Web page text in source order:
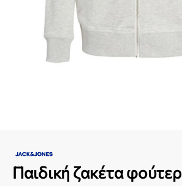
Παιδική ζακέτα φούτερ